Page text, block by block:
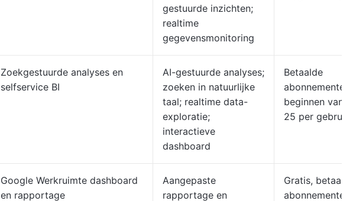
gestuurde inzichten;
realtime
gegevensmonitoring
Zoekgestuurde analyses en
selfservice BI
AI-gestuurde analyses;
zoeken in natuurlijke
taal; realtime data-
exploratie;
interactieve
dashboard
Betaalde
abonnementen
beginnen vanaf $
25 per gebruiker.
Google Werkruimte dashboard
en rapportage
Aangepaste
rapportage en
Gratis, betaalde
abonnementen